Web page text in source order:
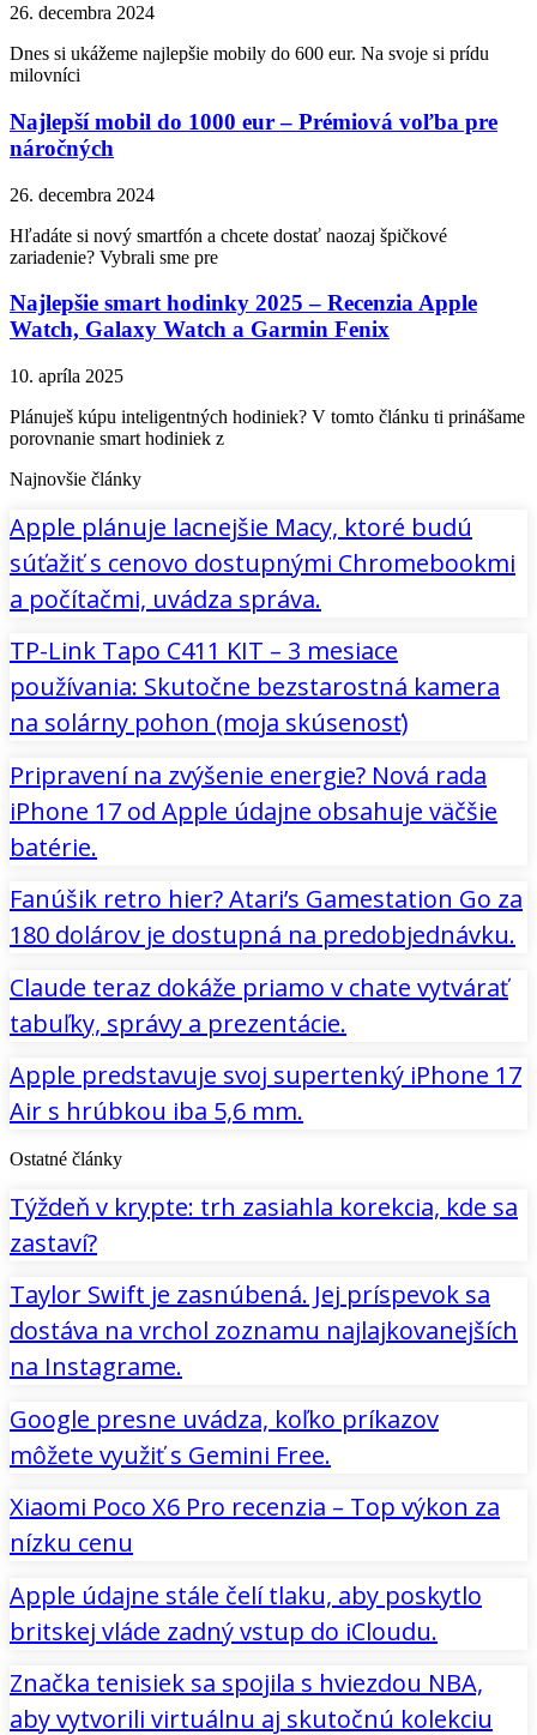
26. decembra 2024
Dnes si ukážeme najlepšie mobily do 600 eur. Na svoje si prídu
milovníci
Najlepší mobil do 1000 eur – Prémiová voľba pre
náročných
26. decembra 2024
Hľadáte si nový smartfón a chcete dostať naozaj špičkové
zariadenie? Vybrali sme pre
Najlepšie smart hodinky 2025 – Recenzia Apple
Watch, Galaxy Watch a Garmin Fenix
10. apríla 2025
Plánuješ kúpu inteligentných hodiniek? V tomto článku ti prinášame
porovnanie smart hodiniek z
Najnovšie články
Apple plánuje lacnejšie Macy, ktoré budú
súťažiť s cenovo dostupnými Chromebookmi
a počítačmi, uvádza správa.
TP-Link Tapo C411 KIT – 3 mesiace
používania: Skutočne bezstarostná kamera
na solárny pohon (moja skúsenosť)
Pripravení na zvýšenie energie? Nová rada
iPhone 17 od Apple údajne obsahuje väčšie
batérie.
Fanúšik retro hier? Atari’s Gamestation Go za
180 dolárov je dostupná na predobjednávku.
Claude teraz dokáže priamo v chate vytvárať
tabuľky, správy a prezentácie.
Apple predstavuje svoj supertenký iPhone 17
Air s hrúbkou iba 5,6 mm.
Ostatné články
Týždeň v krypte: trh zasiahla korekcia, kde sa
zastaví?
Taylor Swift je zasnúbená. Jej príspevok sa
dostáva na vrchol zoznamu najlajkovanejších
na Instagrame.
Google presne uvádza, koľko príkazov
môžete využiť s Gemini Free.
Xiaomi Poco X6 Pro recenzia – Top výkon za
nízku cenu
Apple údajne stále čelí tlaku, aby poskytlo
britskej vláde zadný vstup do iCloudu.
Značka tenisiek sa spojila s hviezdou NBA,
aby vytvorili virtuálnu aj skutočnú kolekciu